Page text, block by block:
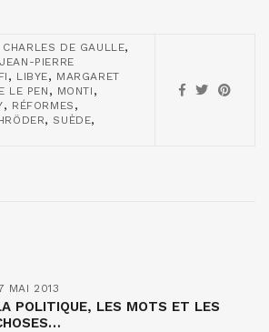
CHARLES DE GAULLE,
JEAN-PIERRE
, LIBYE, MARGARET
LE PEN , MONTI ,
, RÉFORMES ,
, SUÈDE,
MAI 2013
POLITIQUE, LES MOTS ET LES